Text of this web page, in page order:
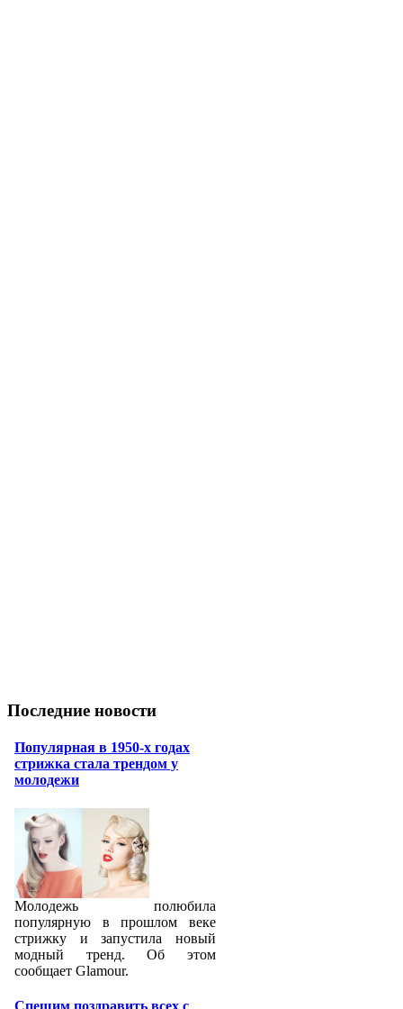
Последние новости
Популярная в 1950-х годах
стрижка стала трендом у
молодежи
Молодежь полюбила
популярную в прошлом веке
стрижку и запустила новый
модный тренд. Об этом
сообщает Glamour.
Спешим поздравить всех с